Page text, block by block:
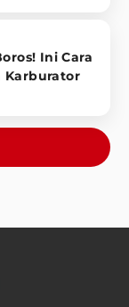
Ini Cara
Karburator